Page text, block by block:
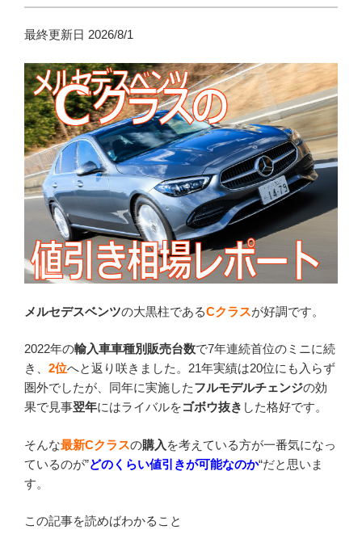
最終更新日 2026/8/1
メルセデスベンツの大黒柱であるCクラスが好調です。
2022年の輸入車車種別販売台数で7年連続首位のミニに続
き、 2位へと返り咲きました。21年実績は20位にも入らず
圏外でしたが、同年に実施したフルモデルチェンジの効
果で見事翌年にはライバルをゴボウ抜き した格好です。
そんな最新Cクラスの購入 を考えている方が一番気になっ
ているのが”どのくらい値引きが可能なのか“だと思いま
す。
この記事を読めばわかること